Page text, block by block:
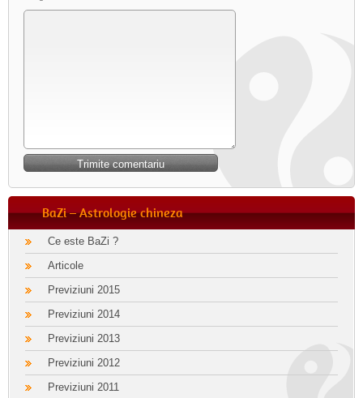
BaZi – Astrologie chineza
Ce este BaZi ?
Articole
Previziuni 2015
Previziuni 2014
Previziuni 2013
Previziuni 2012
Previziuni 2011